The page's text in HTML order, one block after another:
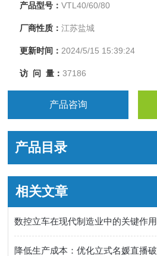
产品型号：VTL40/60/80
厂商性质：江苏盐城
更新时间： 2024/5/15 15:39:24
访 问 量：37186
产品咨询
产品目录
相关文章
数控立车在现代制造业中的关键作用